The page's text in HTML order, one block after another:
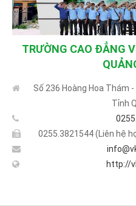
TRƯỜNG CAO ĐẲNG
Số 236 Hoàng Hoa Thám -
Tỉnh
0255.3821544 (Liên hệ
http://